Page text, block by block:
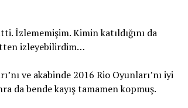
İzlememişim. Kimin katıldığını da
izleyebilirdim…
ve akabinde 2016 Rio Oyunları’nı iyi
da bende kayış tamamen kopmuş.